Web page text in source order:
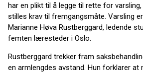
har en plikt til å legge til rette for
stilles krav til fremgangsmåte. Varsling
Marianne Høva Rustberggard, ledende
femten læresteder i Oslo.
Rustberggard trekker fram
en armlengdes avstand. Hun forklarer at